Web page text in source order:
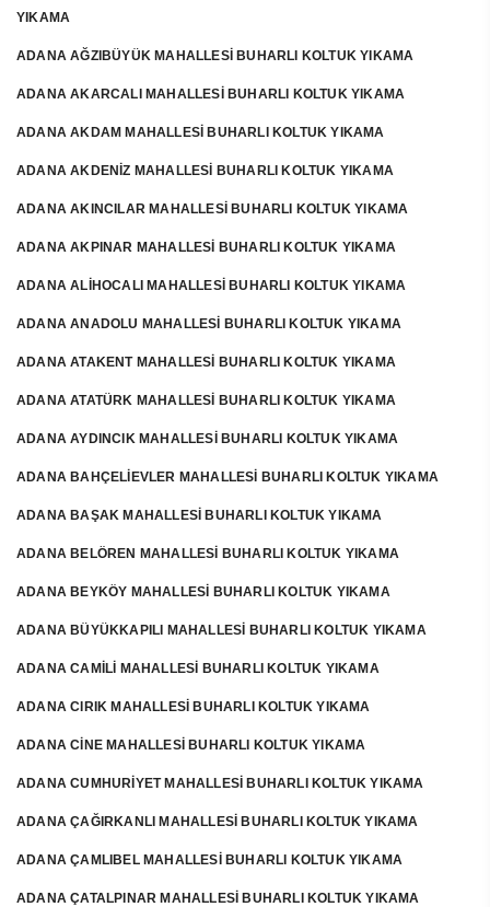
YIKAMA
ADANA AĞZIBÜYÜK MAHALLESİ BUHARLI KOLTUK YIKAMA
ADANA AKARCALI MAHALLESİ BUHARLI KOLTUK YIKAMA
ADANA AKDAM MAHALLESİ BUHARLI KOLTUK YIKAMA
ADANA AKDENİZ MAHALLESİ BUHARLI KOLTUK YIKAMA
ADANA AKINCILAR MAHALLESİ BUHARLI KOLTUK YIKAMA
ADANA AKPINAR MAHALLESİ BUHARLI KOLTUK YIKAMA
ADANA ALİHOCALI MAHALLESİ BUHARLI KOLTUK YIKAMA
ADANA ANADOLU MAHALLESİ BUHARLI KOLTUK YIKAMA
ADANA ATAKENT MAHALLESİ BUHARLI KOLTUK YIKAMA
ADANA ATATÜRK MAHALLESİ BUHARLI KOLTUK YIKAMA
ADANA AYDINCIK MAHALLESİ BUHARLI KOLTUK YIKAMA
ADANA BAHÇELİEVLER MAHALLESİ BUHARLI KOLTUK YIKAMA
ADANA BAŞAK MAHALLESİ BUHARLI KOLTUK YIKAMA
ADANA BELÖREN MAHALLESİ BUHARLI KOLTUK YIKAMA
ADANA BEYKÖY MAHALLESİ BUHARLI KOLTUK YIKAMA
ADANA BÜYÜKKAPILI MAHALLESİ BUHARLI KOLTUK YIKAMA
ADANA CAMİLİ MAHALLESİ BUHARLI KOLTUK YIKAMA
ADANA CIRIK MAHALLESİ BUHARLI KOLTUK YIKAMA
ADANA CİNE MAHALLESİ BUHARLI KOLTUK YIKAMA
ADANA CUMHURİYET MAHALLESİ BUHARLI KOLTUK YIKAMA
ADANA ÇAĞIRKANLI MAHALLESİ BUHARLI KOLTUK YIKAMA
ADANA ÇAMLIBEL MAHALLESİ BUHARLI KOLTUK YIKAMA
ADANA ÇATALPINAR MAHALLESİ BUHARLI KOLTUK YIKAMA